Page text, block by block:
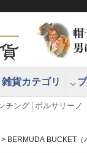
雑貨カテゴリ
チング ボルサリーノ
BERMUDA BUCKET（